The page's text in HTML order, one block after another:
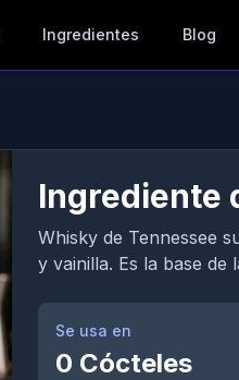
Ingredientes Blog
Ingrediente
Whisky de Tennessee
y vainilla. Es la base de
Se usa en
0 Cócteles